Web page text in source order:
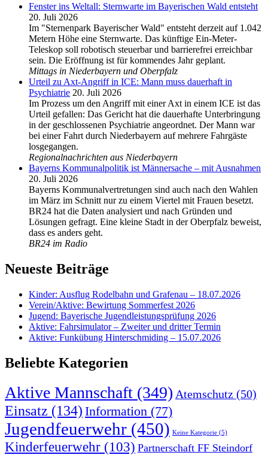
Fenster ins Weltall: Sternwarte im Bayerischen Wald entsteht
20. Juli 2026
Im "Sternenpark Bayerischer Wald" entsteht derzeit auf 1.042
Metern Höhe eine Sternwarte. Das künftige Ein-Meter-
Teleskop soll robotisch steuerbar und barrierefrei erreichbar
sein. Die Eröffnung ist für kommendes Jahr geplant.
Mittags in Niederbayern und Oberpfalz
Urteil zu Axt-Angriff in ICE: Mann muss dauerhaft in
Psychiatrie 20. Juli 2026
Im Prozess um den Angriff mit einer Axt in einem ICE ist das
Urteil gefallen: Das Gericht hat die dauerhafte Unterbringung
in der geschlossenen Psychiatrie angeordnet. Der Mann war
bei einer Fahrt durch Niederbayern auf mehrere Fahrgäste
losgegangen.
Regionalnachrichten aus Niederbayern
Bayerns Kommunalpolitik ist Männersache – mit Ausnahmen
20. Juli 2026
Bayerns Kommunalvertretungen sind auch nach den Wahlen
im März im Schnitt nur zu einem Viertel mit Frauen besetzt.
BR24 hat die Daten analysiert und nach Gründen und
Lösungen gefragt. Eine kleine Stadt in der Oberpfalz beweist,
dass es anders geht.
BR24 im Radio
Neueste Beiträge
Kinder: Ausflug Rodelbahn und Grafenau – 18.07.2026
Verein/Aktive: Bewirtung Sommerfest 2026
Jugend: Bayerische Jugendleistungsprüfung 2026
Aktive: Fahrsimulator – Zweiter und dritter Termin
Aktive: Funkübung Hinterschmiding – 15.07.2026
Beliebte Kategorien
Aktive Mannschaft (349) Atemschutz (50)
Einsatz (134) Information (77)
Jugendfeuerwehr (450) Keine Kategorie (5)
Kinderfeuerwehr (103) Partnerschaft FF Steindorf